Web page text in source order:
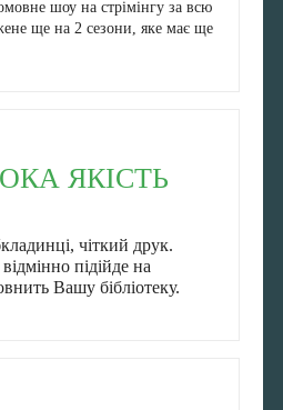
шоу на стрімінгу за всю
ще на 2 сезони, яке має ще
ЯКІСТЬ
чіткий друк.
підійде на
Вашу бібліотеку.